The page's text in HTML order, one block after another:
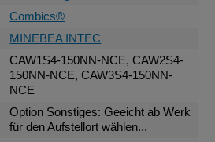
Combics®
MINEBEA INTEC
CAW1S4-150NN-NCE, CAW2S4-
150NN-NCE, CAW3S4-150NN-
NCE
Option Sonstiges: Geeicht ab Werk
für den Aufstellort wählen...